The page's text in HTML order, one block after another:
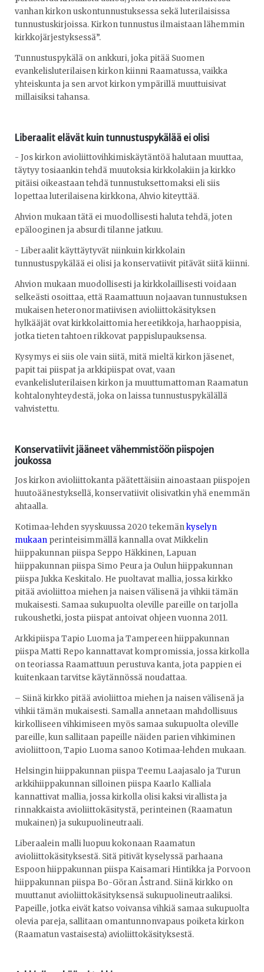
vanhan kirkon uskontunnustuksessa sekä luterilaisissa
tunnustuskirjoissa. Kirkon tunnustus ilmaistaan lähemmin
kirkkojärjestyksessä”.
Tunnustuspykälä on ankkuri, joka pitää Suomen
evankelisluterilaisen kirkon kiinni Raamatussa, vaikka
yhteiskunta ja sen arvot kirkon ympärillä muuttuisivat
millaisiksi tahansa.
Liberaalit elävät kuin tunnustuspykälää ei olisi
- Jos kirkon avioliittovihkimiskäytäntöä halutaan muuttaa,
täytyy tosiaankin tehdä muutoksia kirkkolakiin ja kirkko
pitäisi oikeastaan tehdä tunnustuksettomaksi eli siis
lopettaa luterilaisena kirkkona, Ahvio kiteyttää.
Ahvion mukaan tätä ei muodollisesti haluta tehdä, joten
epälooginen ja absurdi tilanne jatkuu.
- Liberaalit käyttäytyvät niinkuin kirkkolain
tunnustuspykälää ei olisi ja konservatiivit pitävät siitä kiinni.
Ahvion mukaan muodollisesti ja kirkkolaillisesti voidaan
selkeästi osoittaa, että Raamattuun nojaavan tunnustuksen
mukaisen heteronormatiivisen avioliittokäsityksen
hylkääjät ovat kirkkolaittomia hereetikkoja, harhaoppisia,
jotka tieten tahtoen rikkovat pappislupauksensa.
Kysymys ei siis ole vain siitä, mitä mieltä kirkon jäsenet,
papit tai piispat ja arkkipiispat ovat, vaan
evankelisluterilaisen kirkon ja muuttumattoman Raamatun
kohtalonyhteydestä, joka on laissa tunnustuspykälällä
vahvistettu.
Konservatiivit jääneet vähemmistöön piispojen
joukossa
Jos kirkon avioliittokanta päätettäisiin ainoastaan piispojen
huutoäänestyksellä, konservatiivit olisivatkin yhä enemmän
ahtaalla.
Kotimaa-lehden syyskuussa 2020 tekemänkyselyn
mukaan perinteisimmällä kannalla ovat Mikkelin
hiippakunnan piispa Seppo Häkkinen, Lapuan
hiippakunnan piispa Simo Peura ja Oulun hiippakunnan
piispa Jukka Keskitalo. He puoltavat mallia, jossa kirkko
pitää avioliittoa miehen ja naisen välisenä ja vihkii tämän
mukaisesti. Samaa sukupuolta oleville pareille on tarjolla
rukoushetki, josta piispat antoivat ohjeen vuonna 2011.
Arkkipiispa Tapio Luoma ja Tampereen hiippakunnan
piispa Matti Repo kannattavat kompromissia, jossa kirkolla
on teoriassa Raamattuun perustuva kanta, jota pappien ei
kuitenkaan tarvitse käytännössä noudattaa.
– Siinä kirkko pitää avioliittoa miehen ja naisen välisenä ja
vihkii tämän mukaisesti. Samalla annetaan mahdollisuus
kirkolliseen vihkimiseen myös samaa sukupuolta oleville
pareille, kun sallitaan papeille näiden parien vihkiminen
avioliittoon, Tapio Luoma sanoo Kotimaa-lehden mukaan.
Helsingin hiippakunnan piispa Teemu Laajasalo ja Turun
arkkihiippakunnan silloinen piispa Kaarlo Kalliala
kannattivat mallia, jossa kirkolla olisi kaksi virallista ja
rinnakkaista avioliittokäsitystä, perinteinen (Raamatun
mukainen) ja sukupuolineutraali.
Liberaalein malli luopuu kokonaan Raamatun
avioliittokäsityksestä. Sitä pitivät kyselyssä parhaana
Espoon hiippakunnan piispa Kaisamari Hintikka ja Porvoon
hiippakunnan piispa Bo-Göran Åstrand. Siinä kirkko on
muuttanut avioliittokäsityksensä sukupuolineutraaliksi.
Papeille, jotka eivät katso voivansa vihkiä samaa sukupuolta
olevia pareja, sallitaan omantunnonvapaus poiketa kirkon
(Raamatun vastaisesta) avioliittokäsityksestä.